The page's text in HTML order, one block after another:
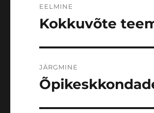
EELMINE
Eelmine
Kokkuvõte
JÄRGMINE
Järgmine